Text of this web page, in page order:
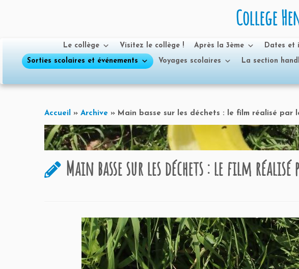
College
Le collège Visitez le collège ! Après la 3ème Dates et
Sorties scolaires et événements
Voyages scolaires La section
Accueil » Archive » Main basse sur les déchets : le film réalisé par
Main basse sur les déchets : le film réalisé